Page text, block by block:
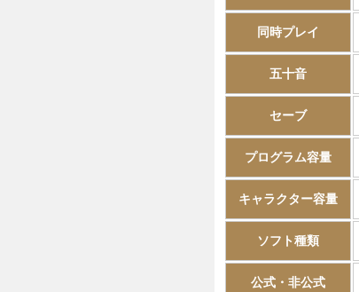
同時プレイ
五十音
セーブ
プログラム容量
キャラクター容量
ソフト種類
公式・非公式